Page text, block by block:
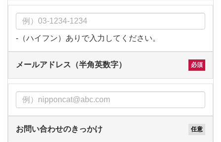
-（ハイフン）ありで入力してください。
メールアドレス（半角英数字）
お問い合わせのきっかけ